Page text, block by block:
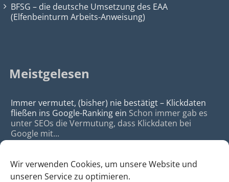
Wir verwenden Cookies, um unsere Website und
unseren Service zu optimieren.
BFSG – die deutsche Umsetzung des EAA
(Elfenbeinturm Arbeits-Anweisung)
Meistgelesen
Immer vermutet, (bisher) nie bestätigt – Klickdaten
fließen ins Google-Ranking ein Schon immer gab es
unter SEOs die Vermutung, dass Klickdaten bei
Google mit...